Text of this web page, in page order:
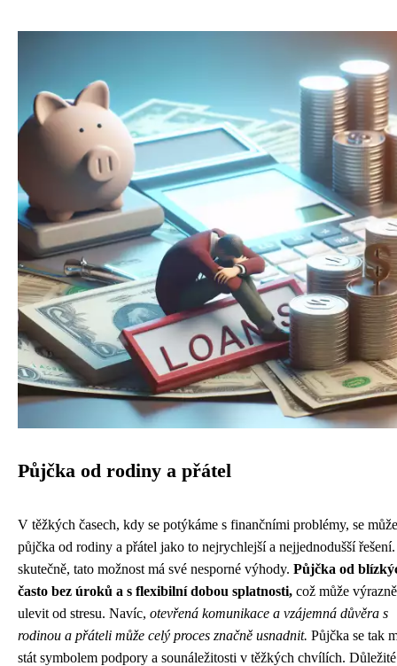
Půjčka od rodiny a přátel
V těžkých časech, kdy se potýkáme s finančními problémy, se
půjčka od rodiny a přátel jako to nejrychlejší a nejjednodušší
skutečně, tato možnost má své nesporné výhody. Půjčka od
často bez úroků a s flexibilní dobou splatnosti, což může výrazně
ulevit od stresu. Navíc, otevřená komunikace a vzájemná důvěra s
rodinou a přáteli může celý proces značně usnadnit. Půjčka se tak
stát symbolem podpory a sounáležitosti v těžkých chvílích.